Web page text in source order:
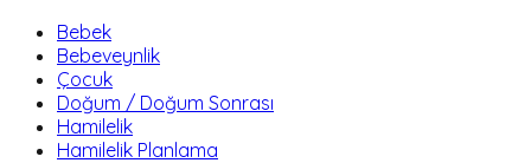
Bebek
Bebeveynlik
Çocuk
Doğum / Doğum Sonrası
Hamilelik
Hamilelik Planlama